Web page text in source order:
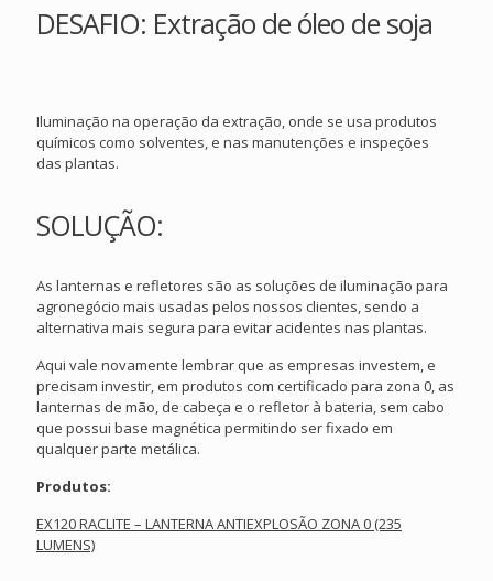
DESAFIO: Extração de óleo de soja
Iluminação na operação da extração, onde se usa produtos
químicos como solventes, e nas manutenções e inspeções
das plantas.
SOLUÇÃO:
As lanternas e refletores são as soluções de iluminação para
agronegócio mais usadas pelos nossos clientes, sendo a
alternativa mais segura para evitar acidentes nas plantas.
Aqui vale novamente lembrar que as empresas investem, e
precisam investir, em produtos com certificado para zona 0, as
lanternas de mão, de cabeça e o refletor à bateria, sem cabo
que possui base magnética permitindo ser fixado em
qualquer parte metálica.
Produtos:
EX120 RACLITE – LANTERNA ANTIEXPLOSÃO ZONA 0 (235
LUMENS)